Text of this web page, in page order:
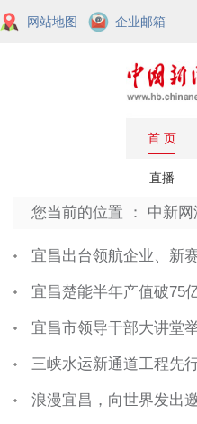
网站地图 企业邮箱
您当前的位置 ： 中新
宜昌出台领航企业、新
宜昌楚能半年产值破75
宜昌市领导干部大讲堂
三峡水运新通道工程先
浪漫宜昌，向世界发出